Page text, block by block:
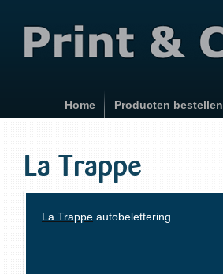
Home Producten bestellen
La Trappe
La Trappe autobelettering.